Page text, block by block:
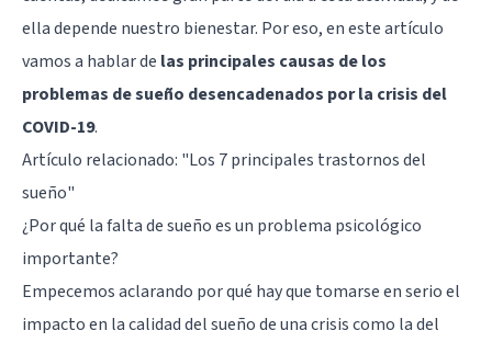
ella depende nuestro bienestar. Por eso, en este artículo
vamos a hablar de las principales causas de los
problemas de sueño desencadenados por la crisis del
COVID-19.
Artículo relacionado: "Los 7 principales trastornos del
sueño"
¿Por qué la falta de sueño es un problema psicológico
importante?
Empecemos aclarando por qué hay que tomarse en serio el
impacto en la calidad del sueño de una crisis como la del